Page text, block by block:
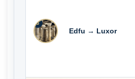
5
Edfu → Luxor